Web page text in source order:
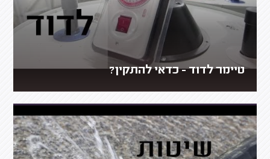
טיימר לדוד - כדאי להתקין?